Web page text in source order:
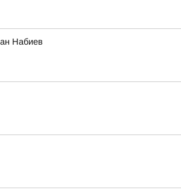
Набиев